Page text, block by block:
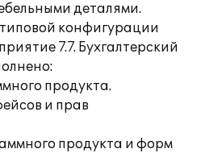
деталями.
конфигурации
7.7. Бухгалтерский
продукта.
и прав
продукта и форм